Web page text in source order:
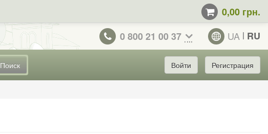
0,00 грн.
0 800 21 00 37 UA RU
Поиск Войти Регистрация